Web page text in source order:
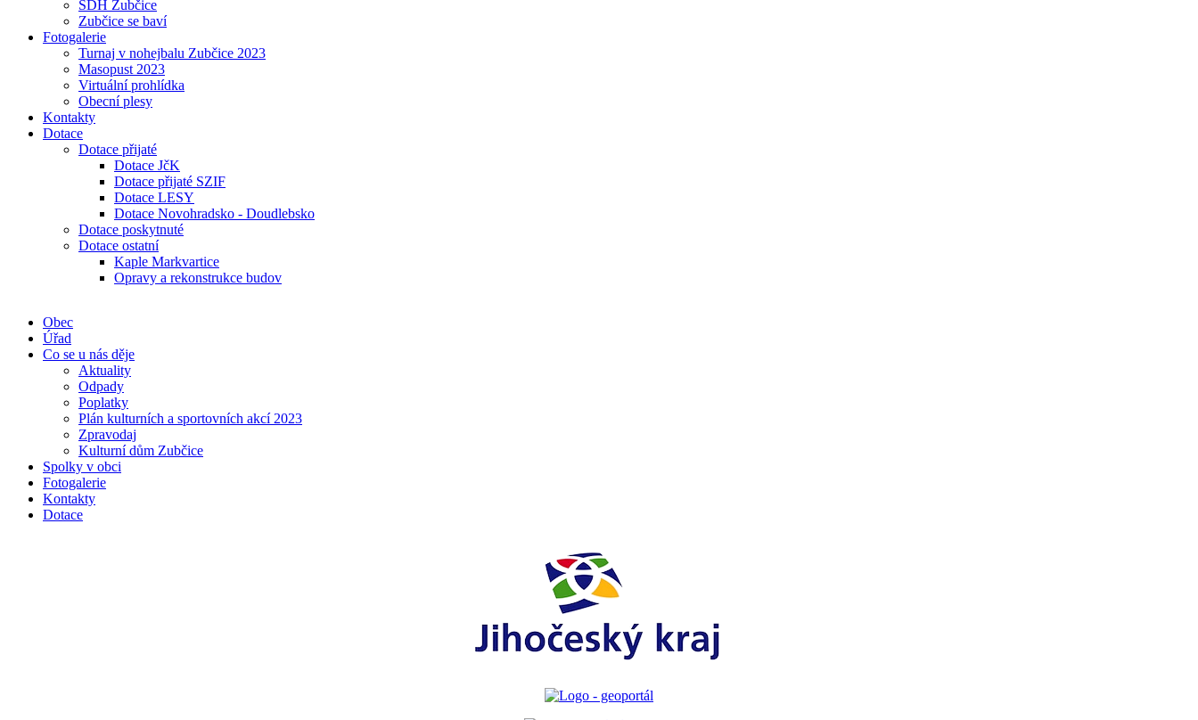
SDH Zubčice
Zubčice se baví
Fotogalerie
Turnaj v nohejbalu Zubčice 2023
Masopust 2023
Virtuální prohlídka
Obecní plesy
Kontakty
Dotace
Dotace přijaté
Dotace JčK
Dotace přijaté SZIF
Dotace LESY
Dotace Novohradsko - Doudlebsko
Dotace poskytnuté
Dotace ostatní
Kaple Markvartice
Opravy a rekonstrukce budov
Obec
Úřad
Co se u nás děje
Aktuality
Odpady
Poplatky
Plán kulturních a sportovních akcí 2023
Zpravodaj
Kulturní dům Zubčice
Spolky v obci
Fotogalerie
Kontakty
Dotace